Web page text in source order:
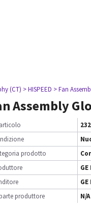
(CT) > HISPEED > Fan
Assembly
prodotto
produttore
N/A